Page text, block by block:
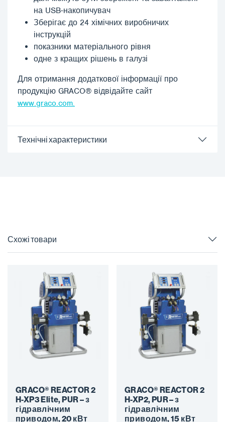
на USB-накопичувач
Зберігає до 24 хімічних виробничих
інструкцій
показники матеріального рівня
одне з кращих рішень в галузі
Для отримання додаткової інформації про
продукцію GRACO® відвідайте сайт
www.graco.com.
Технічні характеристики
Схожі товари
GRACO® REACTOR 2
H-XP3 Elite, PUR – з
гідравлічним
приводом, 20 кВт
GRACO® REACTOR 2
H-XP2, PUR – з
гідравлічним
приводом, 15 кВт